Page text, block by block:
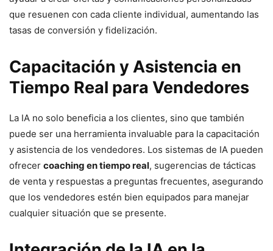
que resuenen con cada cliente individual, aumentando las
tasas de conversión y fidelización.
Capacitación y Asistencia en
Tiempo Real para Vendedores
La IA no solo beneficia a los clientes, sino que también
puede ser una herramienta invaluable para la capacitación
y asistencia de los vendedores. Los sistemas de IA pueden
ofrecer coaching en tiempo real, sugerencias de tácticas
de venta y respuestas a preguntas frecuentes, asegurando
que los vendedores estén bien equipados para manejar
cualquier situación que se presente.